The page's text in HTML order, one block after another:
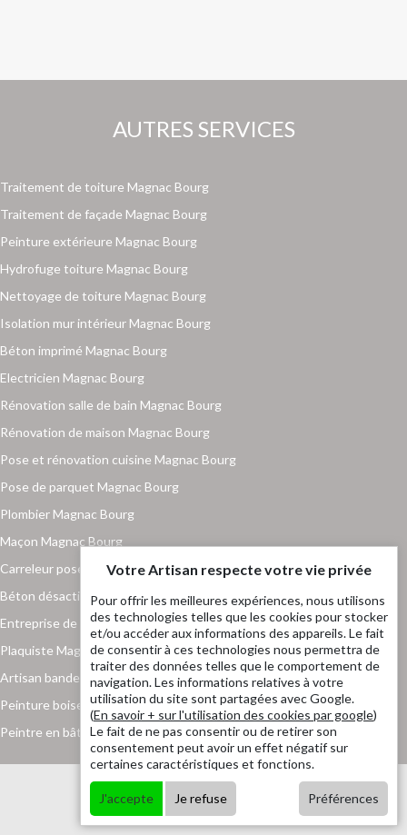
AUTRES SERVICES
Traitement de toiture Magnac Bourg
Traitement de façade Magnac Bourg
Peinture extérieure Magnac Bourg
Hydrofuge toiture Magnac Bourg
Nettoyage de toiture Magnac Bourg
Isolation mur intérieur Magnac Bourg
Béton imprimé Magnac Bourg
Electricien Magnac Bourg
Rénovation salle de bain Magnac Bourg
Rénovation de maison Magnac Bourg
Pose et rénovation cuisine Magnac Bourg
Pose de parquet Magnac Bourg
Plombier Magnac Bourg
Maçon Magnac Bourg
Carreleur pose de carrelage Magnac Bourg
Béton désactivé Magnac Bourg
Entreprise de maçonnerie Magnac Bourg
Plaquiste Magnac Bourg
Artisan bande placo Magnac Bourg
Peinture boiserie et ferronnerie Magnac Bourg
Peintre en bâtiment Magnac Bourg
Votre Artisan respecte votre vie privée
Pour offrir les meilleures expériences, nous utilisons
des technologies telles que les cookies pour stocker
et/ou accéder aux informations des appareils. Le fait
de consentir à ces technologies nous permettra de
traiter des données telles que le comportement de
navigation. Les informations relatives à votre
utilisation du site sont partagées avec Google.
(En savoir + sur l'utilisation des cookies par google)
Le fait de ne pas consentir ou de retirer son
consentement peut avoir un effet négatif sur
certaines caractéristiques et fonctions.
J'accepte Je refuse Préférences